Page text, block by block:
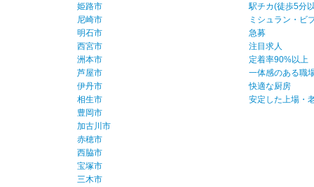
姫路市
尼崎市
明石市
西宮市
洲本市
芦屋市
伊丹市
相生市
豊岡市
加古川市
赤穂市
西脇市
宝塚市
三木市
駅チカ(徒歩5分
ミシュラン・ビ
急募
注目求人
定着率90%以上
一体感のある職
快適な厨房
安定した上場・